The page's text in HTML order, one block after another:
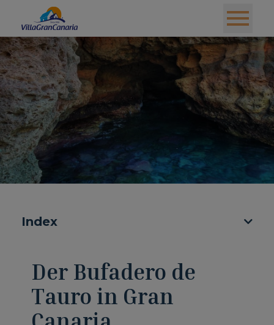
Index
Der Bufadero de
Tauro in Gran